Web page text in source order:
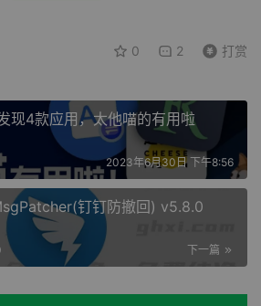
0 2 打赏
现4款应用，太他喵的有用啦
2023年6月30日 下午8:56
钉钉防撤回) v5.8.0
下一篇